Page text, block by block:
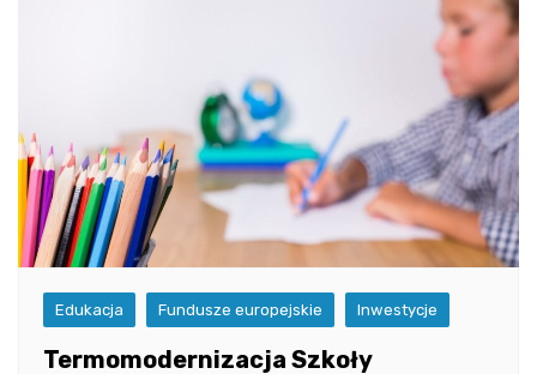
Edukacja Fundusze europejskie Inwestycje
Termomodernizacja Szkoły